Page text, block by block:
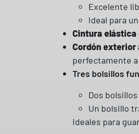
Excelente
Ideal para
Cintura elástica
Cordón exterior
perfectamente
Tres bolsillos
Dos
Un bolsillo
Ideales para